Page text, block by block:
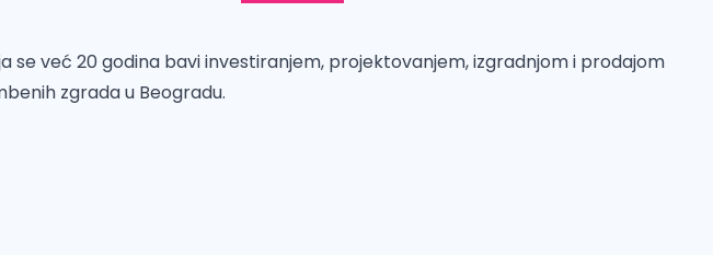
se već 20 godina bavi investiranjem, projektovanjem, izgradnjom i prodajom
zgrada u Beogradu.